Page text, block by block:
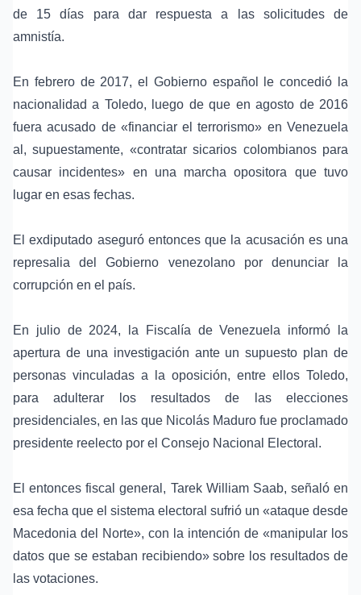
de 15 días para dar respuesta a las solicitudes de
amnistía.
En febrero de 2017, el Gobierno español
le concedió la
nacionalidad a Toledo, luego de que en agosto de 2016
fuera acusado de «financiar el terrorismo» en Venezuela
al, supuestamente, «contratar sicarios colombianos para
causar incidentes» en una marcha opositora que tuvo
lugar en esas fechas.
El exdiputado aseguró entonces que la acusación es una
represalia del Gobierno venezolano por denunciar la
corrupción en el país.
En julio de 2024, la Fiscalía de Venezuela informó la
apertura de una investigación ante un supuesto plan de
personas vinculadas a la oposición, entre ellos Toledo,
paraadulterar los resultados de las elecciones
presidenciales, en las que Nicolás Maduro fue proclamado
presidente reelecto por el Consejo Nacional Electoral .
El entonces fiscal general, Tarek William Saab, señaló en
esa fecha que el sistema electoral sufrió un «ataque desde
Macedonia del Norte», con la intención de «manipular los
datos que se estaban recibiendo» sobre los resultados de
las votaciones.